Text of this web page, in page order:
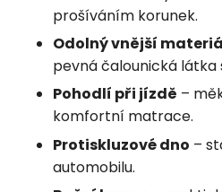
prošíváním korunek.
Odolný vnější
pevná čalounická látka
Pohodlí při jízdě –
komfortní matrace.
Protiskluzové dno –
automobilu.